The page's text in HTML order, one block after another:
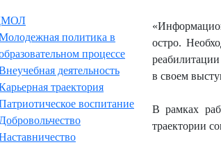
политика в
процессе
деятельность
траектория
воспитание
Добровольчество
остро.
в своем
В рамках
траектории